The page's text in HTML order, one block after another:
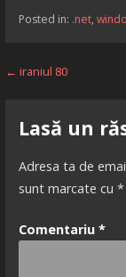
Posted in: .net,
Navigare
articole
← iraniul 80
Lasă un
Adresa ta de
sunt marcate cu *
Comentariu *